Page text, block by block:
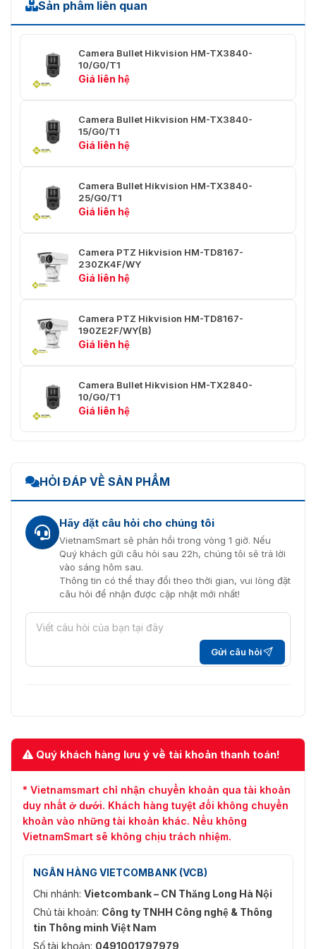
Zoom kỹ
×2, ×4, ×8, ×16
Tốc độ
màn trập
1 s đến 1/100,000 s
Ngày &
Lọc IR
Khử mờ
quang học
Có
Màu sắc
mục tiêu
Có. Hỗ trợ ở chế độ nóng trắng và nóng đen.
Phạm vi di
chuyển
Quay: 360° Xoay liên tục; Nghiêng: Từ -90° đến
Tốc độ
quay
Có thể cấu hình, từ 0.01°/s đến 40°/s
Quét tuần
tra
8; Tối đa 32 preset mỗi lần tuần tra
Quét mẫu 4; Hơn 10 phút mỗi mẫu
Nhớ khi tắt
Có
Preset/Quét tuần tra/Quét tự động/Quét
nghiêng/Quét ngẫu nhiên/Quét khung/Quét
Nhiệm vụ
theo lịch
nghiêng/Quét ngẫu nhiên/Quét khung/Quét
cảnh/Khởi động lại Dome/Điều chỉnh Dome/Đầu
Aux
Đèn chiếu
sáng
Khoảng
và góc IR
Tự động điều chỉnh
Chức
năng
Sản phẩm liên quan
Camera Bullet Hikvision HM-TX3840-
10/G0/T1
Giá liên hệ
Camera Bullet Hikvision HM-TX3840-
15/G0/T1
Giá liên hệ
Camera Bullet Hikvision HM-TX3840-
25/G0/T1
Giá liên hệ
Camera PTZ Hikvision HM-TD8167-
230ZK4F/WY
Giá liên hệ
Camera PTZ Hikvision HM-TD8167-
190ZE2F/WY(B)
Giá liên hệ
Camera Bullet Hikvision HM-TX2840-
10/G0/T1
Giá liên hệ
HỎI ĐÁP VỀ SẢN PHẨM
Hãy đặt câu hỏi cho chúng tôi
VietnamSmart sẽ phản hồi trong vòng 1 giờ. Nếu
Quý khách gửi câu hỏi sau 22h, chúng tôi sẽ trả lời
vào sáng hôm sau.
Thông tin có thể thay đổi theo thời gian, vui lòng đặt
câu hỏi để nhận được cập nhật mới nhất!
Gửi câu hỏi
Quý khách hàng lưu ý về tài khoản thanh toán!
* Vietnamsmart chỉ nhận chuyển khoản qua tài khoản
duy nhất ở dưới. Khách hàng tuyệt đối không chuyển
khoản vào những tài khoản khác. Nếu không
VietnamSmart sẽ không chịu trách nhiệm.
NGÂN HÀNG VIETCOMBANK (VCB)
Chi nhánh: Vietcombank – CN Thăng Long Hà Nội
Chủ tài khoản: Công ty TNHH Công nghệ & Thông
tin Thông minh Việt Nam
Số tài khoản: 0491001797979